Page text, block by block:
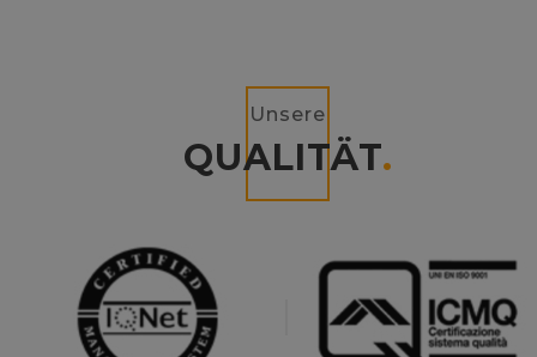
Unsere
QUALITÄT.